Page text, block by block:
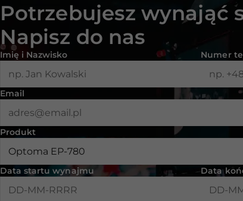
Potrzebujesz wynająć
Napisz do nas
Imię i Nazwisko Numer
Email
Produkt
Data startu wynajmu Data